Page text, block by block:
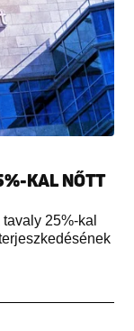
KAL NŐTT
25%-kal